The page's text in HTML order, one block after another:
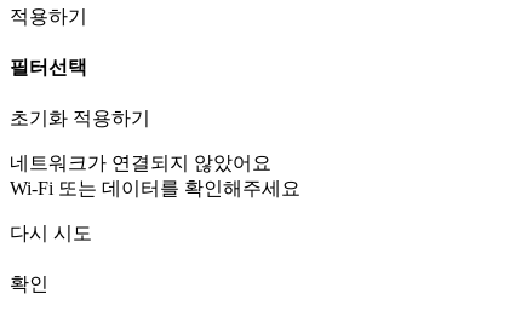
적용하기
필터선택
초기화 적용하기
네트워크가 연결되지 않았어요
Wi-Fi 또는 데이터를 확인해주세요
다시 시도
확인